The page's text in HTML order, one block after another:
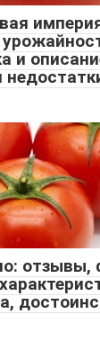
и
отзывы,